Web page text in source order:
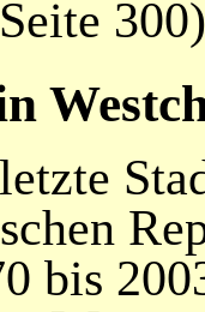
bis